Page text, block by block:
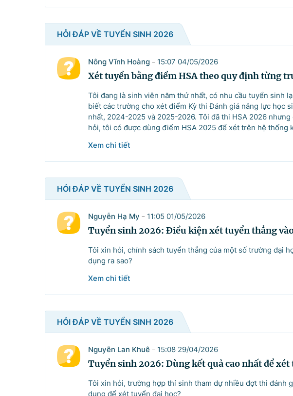
HỎI ĐÁP VỀ TUYỂN SINH 2026
Nông Vĩnh Hoàng - 15:07 04/05/2026
Xét tuyển bằng điểm HSA theo quy định từng
Tôi đang là sinh viên năm thứ nhất, có nhu cầu tuyển sinh
biết các trường cho xét điểm Kỳ thi Đánh giá năng lực học
nhất, 2024-2025 và 2025-2026. Tôi đã thi HSA 2026
hỏi, tôi có được dùng điểm HSA 2025 để xét trên hệ thống
Xem chi tiết
HỎI ĐÁP VỀ TUYỂN SINH 2026
Nguyễn Hạ My - 11:05 01/05/2026
Tuyển sinh 2026: Điều kiện xét tuyển thẳng
Tôi xin hỏi, chính sách tuyển thẳng của một số trường đại
dụng ra sao?
Xem chi tiết
HỎI ĐÁP VỀ TUYỂN SINH 2026
Nguyễn Lan Khuê - 15:08 29/04/2026
Tuyển sinh 2026: Dùng kết quả cao nhất để xét
Tôi xin hỏi, trường hợp thí sinh tham dự nhiều đợt thi đánh
dụng để xét tuyển đại học?